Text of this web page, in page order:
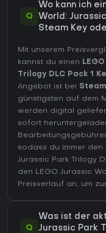
Q
Wo kann ich
World:
Steam Key
Mit unserem
kannst du einen
Trilogy DLC Pack 1
Angebot ist bei Steam
günstigsten auf dem
werden digital
sofort
sodass du immer den
Jurassic Park Trilogy
den LEGO Jurassic
Preisverlauf an, um
Q
Was ist der
Jurassic Park